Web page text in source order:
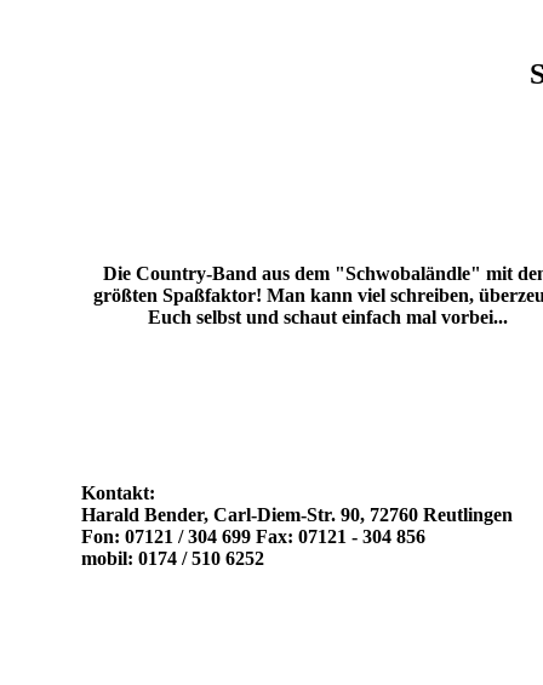
Die Country-Band aus dem "Schwobaländle" mit
größten Spaßfaktor! Man kann viel schreiben,
Euch selbst und schaut einfach mal vorbei...
Kontakt:
Harald Bender, Carl-Diem-Str. 90, 72760 Reutlingen
Fon: 07121 / 304 699 Fax: 07121 - 304 856
mobil: 0174 / 510 6252